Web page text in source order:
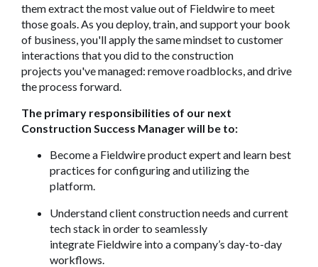
them extract the most value out of Fieldwire to meet
those goals. As you deploy, train, and support your book
of business, you'll apply the same mindset to customer
interactions that you did to the construction
projects you've managed: remove roadblocks, and drive
the process forward.
The primary responsibilities of our next
Construction Success Manager will be to:
Become a Fieldwire product expert and learn best
practices for configuring and utilizing the
platform.
Understand client construction needs and current
tech stack in order to seamlessly
integrate Fieldwire into a company’s day-to-day
workflows.